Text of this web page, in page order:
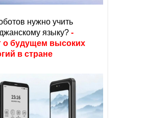
нужно учить
языку? -
о будущем высоких
в стране